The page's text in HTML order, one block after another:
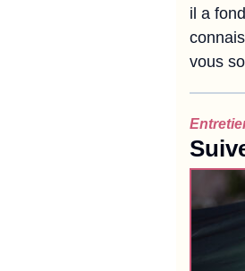
il a
vous